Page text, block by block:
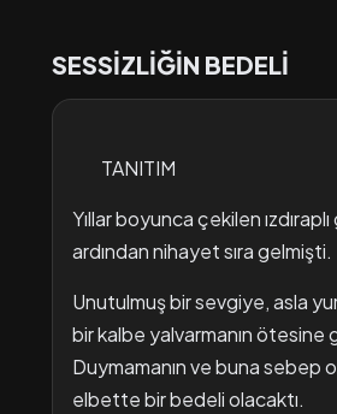
SESSİZLİĞİN BEDELİ
TANITIM
Yıllar boyunca çekilen
ardından nihayet sıra gelmişti.
Unutulmuş bir sevgiye, asla
bir kalbe yalvarmanın ötesine
Duymamanın ve buna sebep
elbette bir bedeli olacaktı.